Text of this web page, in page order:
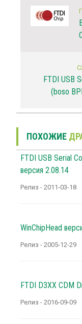
FTDI USB
(boso
ПОХОЖИЕ
FTDI USB Serial
версия 2.08.14
Релиз - 2011-03-18
WinChipHead
Релиз - 2005-12-29
FTDI D3XX CDM
Релиз - 2016-09-09